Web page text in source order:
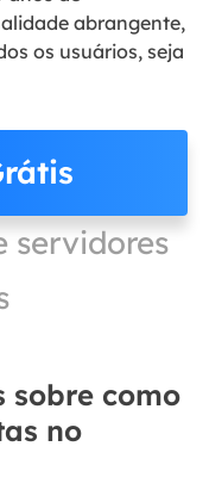
abrangente,
os usuários, seja
servidores
sobre como
no